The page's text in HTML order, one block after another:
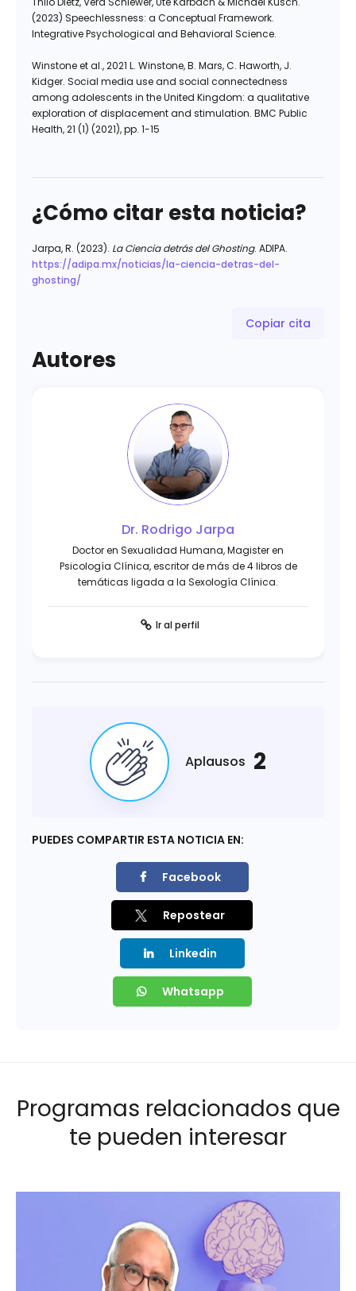
(2023) Speechlessness: a Conceptual Framework.
Integrative Psychological and Behavioral Science.
Winstone et al., 2021 L. Winstone, B. Mars, C. Haworth, J.
Kidger. Social media use and social connectedness
among adolescents in the United Kingdom: a qualitative
exploration of displacement and stimulation. BMC Public
Health, 21 (1) (2021), pp. 1-15
¿Cómo citar esta noticia?
Jarpa, R. (2023). La Ciencia detrás del Ghosting. ADIPA.
https://adipa.mx/noticias/la-ciencia-detras-del-
ghosting/
Copiar cita
Autores
Dr. Rodrigo Jarpa
Doctor en Sexualidad Humana, Magister en
Psicología Clínica, escritor de más de 4 libros de
temáticas ligada a la Sexología Clínica.
Ir al perfil
Aplausos 2
PUEDES COMPARTIR ESTA NOTICIA EN:
Facebook
Repostear
Linkedin
Whatsapp
Programas relacionados que
te pueden interesar